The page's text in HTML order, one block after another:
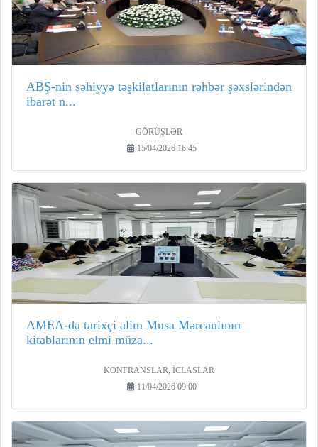
ABŞ-nin səhiyyə təşkilatlarının rəhbər şəxslərindən
ibarət n...
GÖRÜŞLƏR
15/04/2026 16:45
AMEA-da tarixçi alim Musa Mərcanlının
kitablarının elmi müza...
KONFRANSLAR, İCLASLAR
11/04/2026 09:00